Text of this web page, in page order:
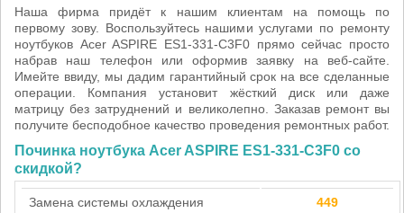
Наша фирма придёт к нашим клиентам на помощь по
первому зову. Воспользуйтесь нашими услугами по ремонту
ноутбуков Acer ASPIRE ES1-331-C3F0 прямо сейчас просто
набрав наш телефон или оформив заявку на веб-сайте.
Имейте ввиду, мы дадим гарантийный срок на все сделанные
операции. Компания установит жёсткий диск или даже
матрицу без затруднений и великолепно. Заказав ремонт вы
получите бесподобное качество проведения ремонтных работ.
Починка ноутбука Acer ASPIRE ES1-331-C3F0 со
скидкой?
Замена системы охлаждения 449